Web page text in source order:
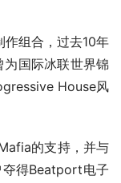
组合，过去10年
国际冰联世界锦
House风
的支持，并与
得Beatport电子